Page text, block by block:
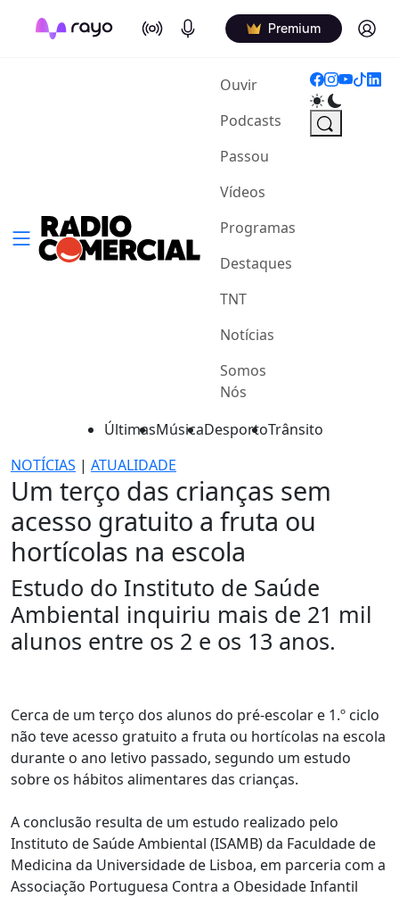
On Air Podcasts Premium Log in
Ouvir(current)
Podcasts
Passou
Vídeos
Programas
Destaques
TNT
Notícias
Somos
Nós
ÚltimasMúsicaDesportoTrânsito
NOTÍCIAS | ATUALIDADE
Um terço das crianças sem
acesso gratuito a fruta ou
hortícolas na escola
Estudo do Instituto de Saúde
Ambiental inquiriu mais de 21 mil
alunos entre os 2 e os 13 anos.
Cerca de um terço dos alunos do pré-escolar e 1.º ciclo
não teve acesso gratuito a fruta ou hortícolas na escola
durante o ano letivo passado, segundo um estudo
sobre os hábitos alimentares das crianças.
A conclusão resulta de um estudo realizado pelo
Instituto de Saúde Ambiental (ISAMB) da Faculdade de
Medicina da Universidade de Lisboa, em parceria com a
Associação Portuguesa Contra a Obesidade Infantil